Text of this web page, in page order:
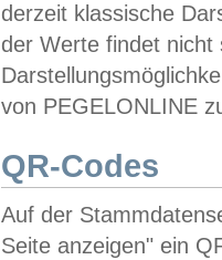
derzeit klassische
der Werte findet
von PEGELONLINE
QR-Codes
Auf der
Seite anzeigen" ein